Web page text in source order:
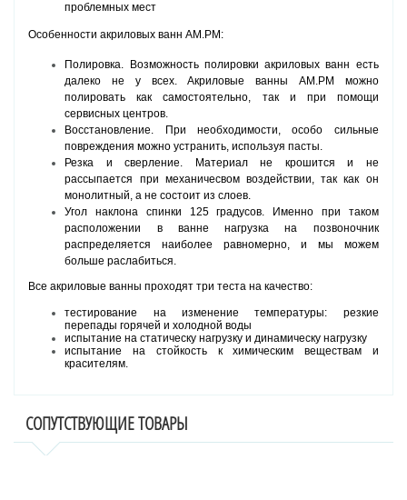
проблемных мест
Особенности акриловых ваннAM.PM:
Полировка. Возможность полировки акриловых ванн есть
далеко не у всех. Акриловые ванны AM.PM можно
полировать как самостоятельно, так и при помощи
сервисных центров.
Восстановление. При необходимости, особо сильные
повреждения можно устранить, используя пасты.
Резка и сверление. Материал не крошится и не
рассыпается при механичесвом воздействии, так как он
монолитный, а не состоит из слоев.
Угол наклона спинки 125 градусов. Именно при таком
расположении в ванне нагрузка на позвоночник
распределяется наиболее равномерно, и мы можем
больше раслабиться.
Все акриловые ванны проходят три теста на качество:
тестирование на изменение температуры: резкие
перепады горячей и холодной воды
испытание на статическу нагрузку и динамическу нагрузку
испытание на стойкость к химическим веществам и
красителям.
СОПУТСТВУЮЩИЕ ТОВАРЫ